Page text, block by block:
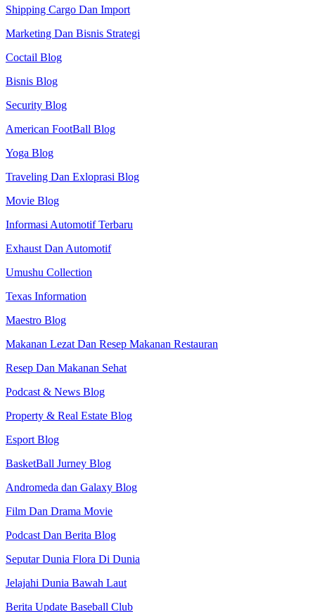
Shipping Cargo Dan Import
Marketing Dan Bisnis Strategi
Coctail Blog
Bisnis Blog
Security Blog
American FootBall Blog
Yoga Blog
Traveling Dan Exloprasi Blog
Movie Blog
Informasi Automotif Terbaru
Exhaust Dan Automotif
Umushu Collection
Texas Information
Maestro Blog
Makanan Lezat Dan Resep Makanan Restauran
Resep Dan Makanan Sehat
Podcast & News Blog
Property & Real Estate Blog
Esport Blog
BasketBall Jurney Blog
Andromeda dan Galaxy Blog
Film Dan Drama Movie
Podcast Dan Berita Blog
Seputar Dunia Flora Di Dunia
Jelajahi Dunia Bawah Laut
Berita Update Baseball Club